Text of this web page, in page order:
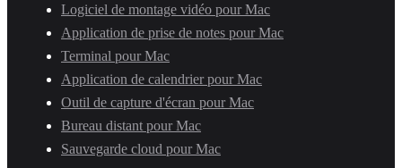
Logiciel de montage vidéo pour Mac
Application de prise de notes pour Mac
Terminal pour Mac
Application de calendrier pour Mac
Outil de capture d'écran pour Mac
Bureau distant pour Mac
Sauvegarde cloud pour Mac